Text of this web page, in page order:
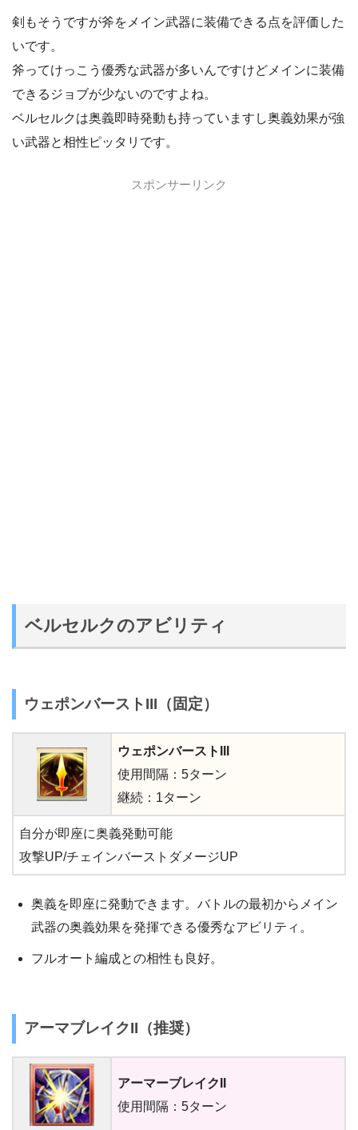
剣もそうですが斧をメイン武器に装備できる点を評価した
いです。
斧ってけっこう優秀な武器が多いんですけどメインに装備
できるジョブが少ないのですよね。
ベルセルクは奥義即時発動も持っていますし奥義効果が強
い武器と相性ピッタリです。
スポンサーリンク
ベルセルクのアビリティ
ウェポンバーストIII（固定）
ウェポンバーストIII
使用間隔：5ターン
継続：1ターン
自分が即座に奥義発動可能
攻撃UP/チェインバーストダメージUP
奥義を即座に発動できます。バトルの最初からメイン
武器の奥義効果を発揮できる優秀なアビリティ。
フルオート編成との相性も良好。
アーマブレイクII（推奨）
アーマーブレイク
使用間隔：5ターン